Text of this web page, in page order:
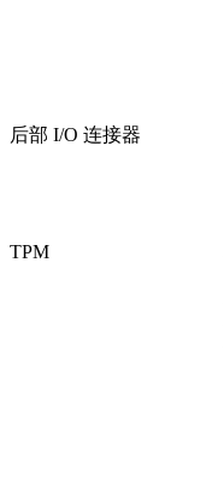
后部 I/O 连接器
TPM